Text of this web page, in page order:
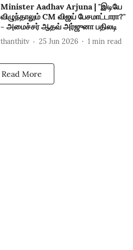
Minister Aadhav Arjuna | "இடியே
விழுந்தாலும் CM விஜய் பேசமாட்டாரா?"
- அமைச்சர் ஆதவ் அர்ஜுனா பதிலடி
thanthitv 25 Jun 2026 1 min read
Read More